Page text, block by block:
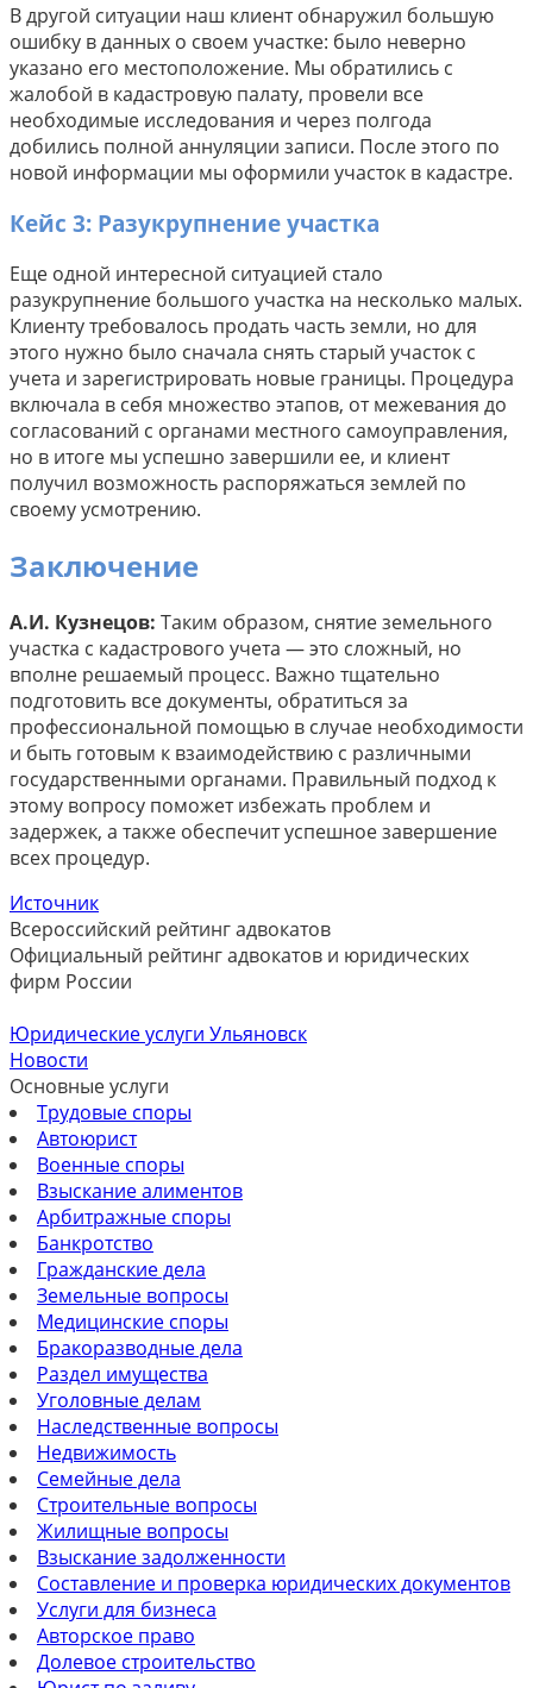
В другой ситуации наш клиент обнаружил большую
ошибку в данных о своем участке: было неверно
указано его местоположение. Мы обратились с
жалобой в кадастровую палату, провели все
необходимые исследования и через полгода
добились полной аннуляции записи. После этого по
новой информации мы оформили участок в кадастре.
Кейс 3: Разукрупнение участка
Еще одной интересной ситуацией стало
разукрупнение большого участка на несколько малых.
Клиенту требовалось продать часть земли, но для
этого нужно было сначала снять старый участок с
учета и зарегистрировать новые границы. Процедура
включала в себя множество этапов, от межевания до
согласований с органами местного самоуправления,
но в итоге мы успешно завершили ее, и клиент
получил возможность распоряжаться землей по
своему усмотрению.
Заключение
А.И. Кузнецов: Таким образом, снятие земельного
участка с кадастрового учета — это сложный, но
вполне решаемый процесс. Важно тщательно
подготовить все документы, обратиться за
профессиональной помощью в случае необходимости
и быть готовым к взаимодействию с различными
государственными органами. Правильный подход к
этому вопросу поможет избежать проблем и
задержек, а также обеспечит успешное завершение
всех процедур.
Источник
Всероссийский рейтинг адвокатов
Официальный рейтинг адвокатов и юридических
фирм России
Юридические услуги Ульяновск
Новости
Основные услуги
Трудовые споры
Автоюрист
Военные споры
Взыскание алиментов
Арбитражные споры
Банкротство
Гражданские дела
Земельные вопросы
Медицинские споры
Бракоразводные дела
Раздел имущества
Уголовные делам
Наследственные вопросы
Недвижимость
Семейные дела
Строительные вопросы
Жилищные вопросы
Взыскание задолженности
Составление и проверка юридических документов
Услуги для бизнеса
Авторское право
Долевое строительство